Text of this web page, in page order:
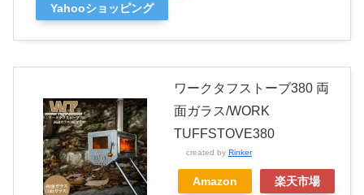
Yahooショッピング
ワークタフストーブ380 両
面ガラス/WORK
TUFFSTOVE380
created by Rinker
Amazon 楽天市場